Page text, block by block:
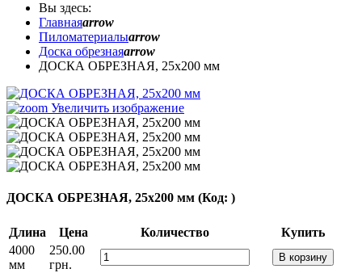
Вы здесь:
Главнаяarrow
Пиломатериалыarrow
Доска обрезнаяarrow
ДОСКА ОБРЕЗНАЯ, 25х200 мм
Увеличить изображение
ДОСКА ОБРЕЗНАЯ, 25х200 мм (Код: )
Длина Цена Количество
Купить
4000
мм
250.00
грн.
В корзину